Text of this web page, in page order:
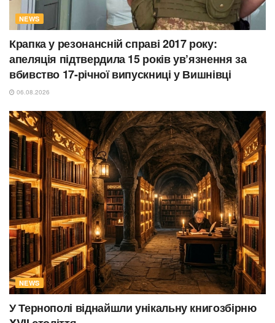
NEWS
Крапка у резонансній справі 2017 року:
апеляція підтвердила 15 років ув’язнення за
вбивство 17-річної випускниці у Вишнівці
06.08.2026
NEWS
У Тернополі віднайшли унікальну книгозбірню